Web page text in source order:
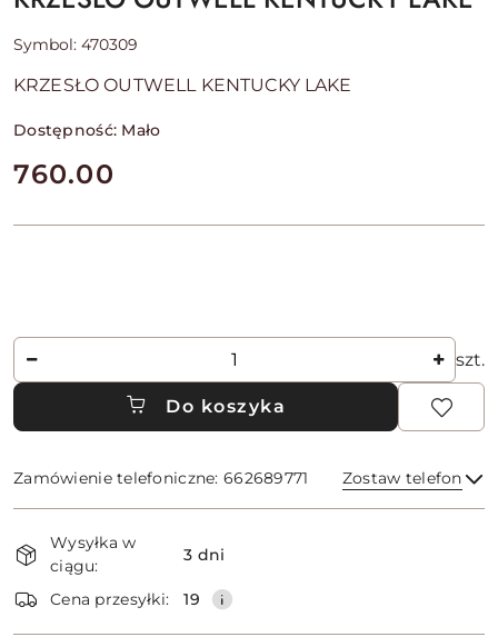
Symbol: 470309
KRZESŁO OUTWELL KENTUCKY LAKE
Dostępność: Mało
cena:
760.00
szt.
Do koszyka
Zamówienie telefoniczne: 662689771 Zostaw telefon
i
dostawa
Wysyłka w
ciągu:
3 dni
Cena przesyłki: 19